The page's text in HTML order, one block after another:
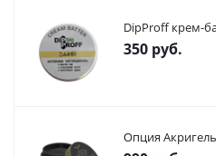
DipProff крем-
350 руб.
Опция